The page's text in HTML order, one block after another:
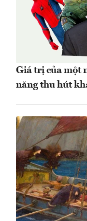
Giá trị của một
năng thu hút